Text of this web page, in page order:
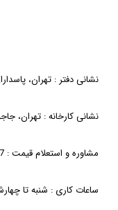
نشانی دفتر : تهران، پاسداران،
نشانی کارخانه : تهران،
مشاوره و استعلام قیمت : 09127051297
ساعات کاری : شنبه تا چهارشنبه 17:00